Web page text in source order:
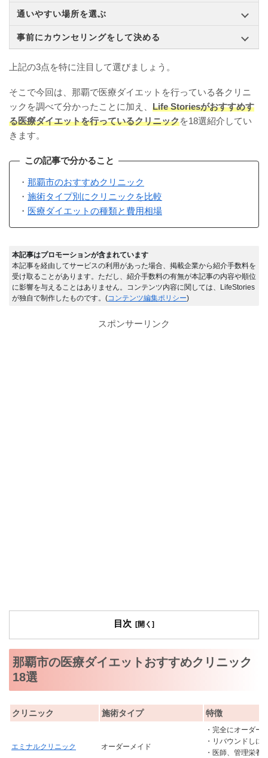
通いやすい場所を選ぶ
事前にカウンセリングをして決める
上記の3点を特に注目して選びましょう。
そこで今回は、那覇で医療ダイエットを行っている各クリニ
ックを調べて分かったことに加え、 Life Storiesがおすすめす
る医療ダイエットを行っているクリニックを18選紹介してい
きます。
この記事で分かること
・ 那覇市のおすすめクリニック
・ 施術タイプ別にクリニックを比較
・ 医療ダイエットの種類と費用相場
本記事はプロモーションが含まれています
本記事を経由してサービスの利用があった場合、掲載企業から紹介手数料を
受け取ることがあります。ただし、紹介手数料の有無が本記事の内容や順位
に影響を与えることはありません。コンテンツ内容に関しては、LifeStories
が独自で制作したものです。(コンテンツ編集ポリシー)
スポンサーリンク
目次
那覇市の医療ダイエットおすすめクリニック
18選
クリニック 施術タイプ 特徴
エミナルクリニック オーダーメイド
・完全にオーダー
・リバウンドしに
・医師、管理栄養